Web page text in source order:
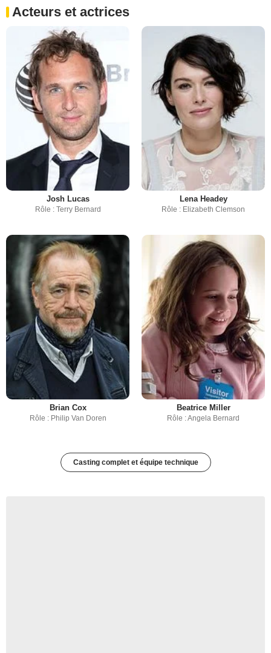
Acteurs et actrices
Josh Lucas
Rôle : Terry Bernard
Lena Headey
Rôle : Elizabeth Clemson
Brian Cox
Rôle : Philip Van Doren
Beatrice Miller
Rôle : Angela Bernard
Casting complet et équipe technique